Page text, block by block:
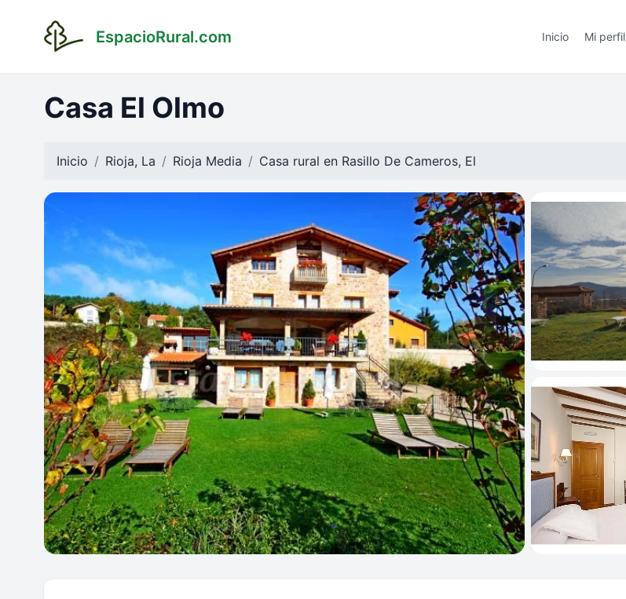
EspacioRural.com Inicio Mi perfil
Casa El Olmo
Inicio Rioja, La Rioja Media Casa rural en Rasillo De Cameros, El